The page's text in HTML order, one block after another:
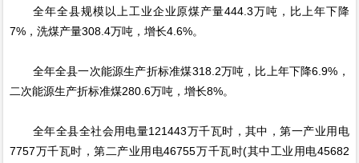
全年全县规模以上工业企业原煤产量444.3万吨，比上年下降
7%，洗煤产量308.4万吨，增长4.6%。
全年全县一次能源生产折标准煤318.2万吨，比上年下降6.9%，
二次能源生产折标准煤280.6万吨，增长8%。
全年全县全社会用电量121443万千瓦时，其中，第一产业用电
7757万千瓦时，第二产业用电46755万千瓦时(其中工业用电45682